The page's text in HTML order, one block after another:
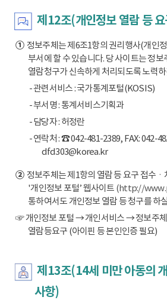
제12조(개인정보 열람 등
①정보주체는 제6조1항의 권리행사(개인
부서에 할 수 있습니다. 당 사이트는 정
열람청구가 신속하게 처리되도록 노력
- 관련서비스 : 국가통계포털(KOSIS)
- 부서명 : 통계서비스기획과
- 담당자 : 허정란
- 연락처 : ☎ 042-481-2389, FAX: 042-
dfd303@korea.kr
②정보주체는 제1항의 열람 등 요구 접수
'개인정보 포털’ 웹사이트 (http://
통하여서도 개인정보 열람 등 청구를 하
☞ 개인정보 포털 → 개인서비스 → 정보주
열람등요구 (아이핀 등 본인인증 필요)
제13조(14세 미만 아동의
사항)